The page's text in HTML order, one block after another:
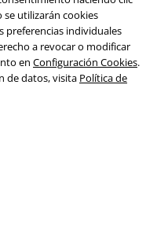
se utilizarán cookies
preferencias individuales
a revocar o modificar
en Configuración Cookies.
de datos, visita Política de